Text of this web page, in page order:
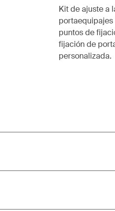
Kit de ajuste a
portaequipajes
puntos de
fijación de
personalizada.